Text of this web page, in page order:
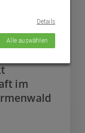
GmbH
im
Alle auswählen
Details